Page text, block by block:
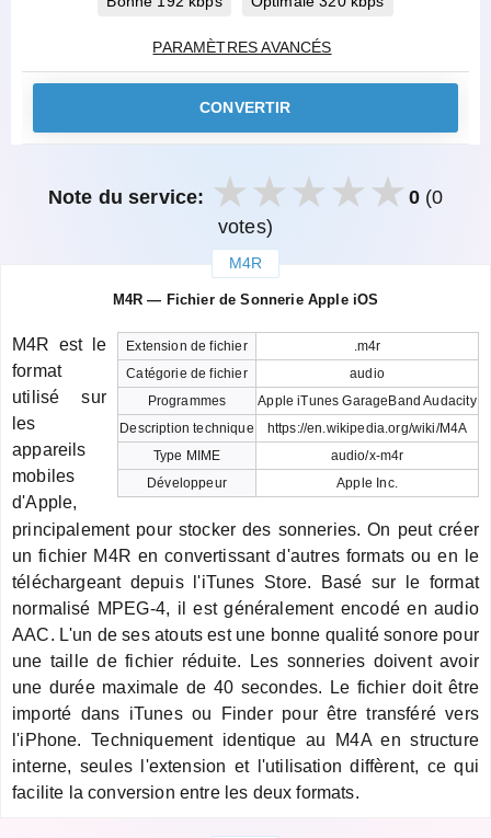
PARAMÈTRES AVANCÉS
CONVERTIR
Note du service: 0(0
votes)
M4R
M4R — Fichier de Sonnerie Apple iOS
Extension de fichier
.m4r
Catégorie de fichier
audio
Programmes
Apple iTunes GarageBand Audacity
Description technique
https://en.wikipedia.org/wiki/M4A
Type MIME
audio/x-m4r
Développeur
Apple Inc.
M4R est le
format
utilisé sur
les
appareils
mobiles
d'Apple,
principalement pour stocker des sonneries. On peut créer
un fichier M4R en convertissant d'autres formats ou en le
téléchargeant depuis l'iTunes Store. Basé sur le format
normalisé MPEG-4, il est généralement encodé en audio
AAC. L'un de ses atouts est une bonne qualité sonore pour
une taille de fichier réduite. Les sonneries doivent avoir
une durée maximale de 40 secondes. Le fichier doit être
importé dans iTunes ou Finder pour être transféré vers
l'iPhone. Techniquement identique au M4A en structure
interne, seules l'extension et l'utilisation diffèrent, ce qui
facilite la conversion entre les deux formats.